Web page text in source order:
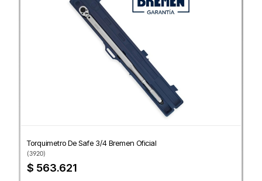
Torquimetro De Safe 3/4 Bremen Oficial
(3920)
$ 563.621